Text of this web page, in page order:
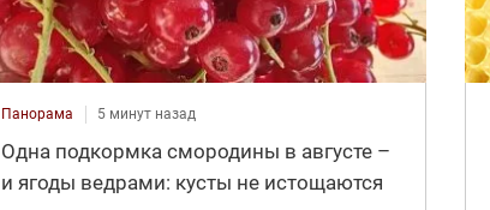
Панорама 5 минут назад
Одна подкормка смородины в августе –
и ягоды ведрами: кусты не истощаются